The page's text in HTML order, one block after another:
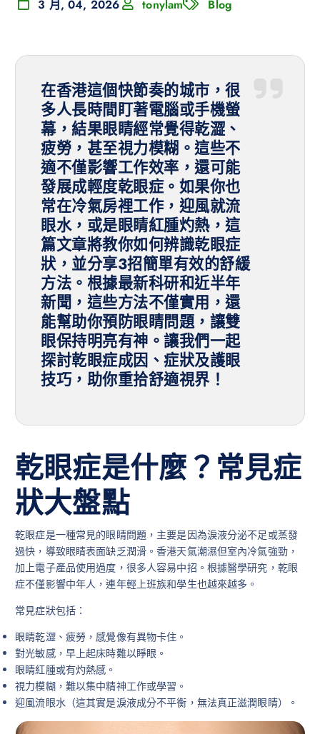
3 月, 04, 2026 tonylam Blog
在香港這個快節奏的城市，很
多人長時間盯著電腦或手機螢
幕，結果眼睛經常覺得乾澀、
疲勞，甚至視力模糊。這些不
適不僅影響工作效率，還可能
發展成輕度乾眼症。如果你也
常在冷氣房裡工作，迎風就流
眼水，或是眼睛紅腫灼熱，這
篇文章將教你如何辨識乾眼症
狀，並分享3招簡單有效的舒緩
方法。根據最新科研和近半年
新聞，這些方法不僅實用，還
能幫助你預防眼睛問題，讓雙
眼保持明亮有神。讓我們一起
探討乾眼症成因、症狀及護眼
技巧，助你重拾舒適視界！
乾眼症是什麼？常見症
狀大盤點
乾眼症是一種常見的眼睛問題，主要是因為淚液分泌不足或蒸發
過快，導致眼睛表面缺乏潤滑。香港天氣潮濕但室內冷氣強勁，
加上電子產品使用過度，很多人容易中招。根據醫學研究，乾眼
症不僅影響中年人，連年輕上班族和學生也越來越多。
常見症狀包括：
眼睛乾澀、疲勞，感覺像有異物卡住。
對光敏感，早上起床時難以睜眼。
眼睛紅腫或有灼熱感。
視力模糊，難以集中精神工作或學習。
迎風流眼水（這其實是淚液成分不平衡，無法真正滋潤眼睛）。